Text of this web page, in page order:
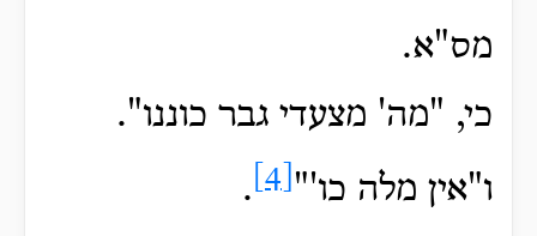
מס"א.
כי, "מה' מצעדי גבר כוננו".
ו"אין מלה כו'"
.